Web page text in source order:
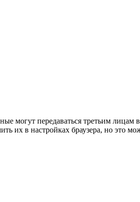
могут передаваться третьим лицам
их в настройках браузера, но это